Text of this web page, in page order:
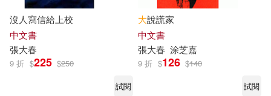
沒人寫信給上校
中文書
張大春
9 折 $225 $250
試閱
大說謊家
中文書
張大春 涂芝嘉
9 折 $126 $140
試閱